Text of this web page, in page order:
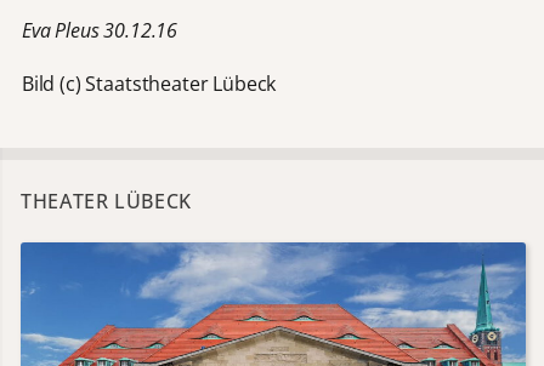
Eva Pleus 30.12.16
Bild (c) Staatstheater Lübeck
THEATER LÜBECK